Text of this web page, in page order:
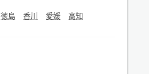
徳島 香川 愛媛 高知